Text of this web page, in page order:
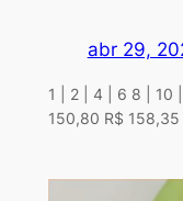
abr 29,
1 | 2 | 4 | 6 8 | 10
150,80 R$